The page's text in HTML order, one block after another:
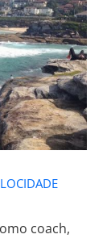
NÃO
coach,